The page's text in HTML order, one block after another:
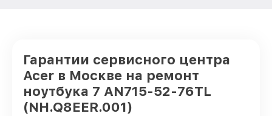
Гарантии сервисного центра
Acer в Москве на ремонт
ноутбука 7 AN715-52-76TL
(NH.Q8EER.001)